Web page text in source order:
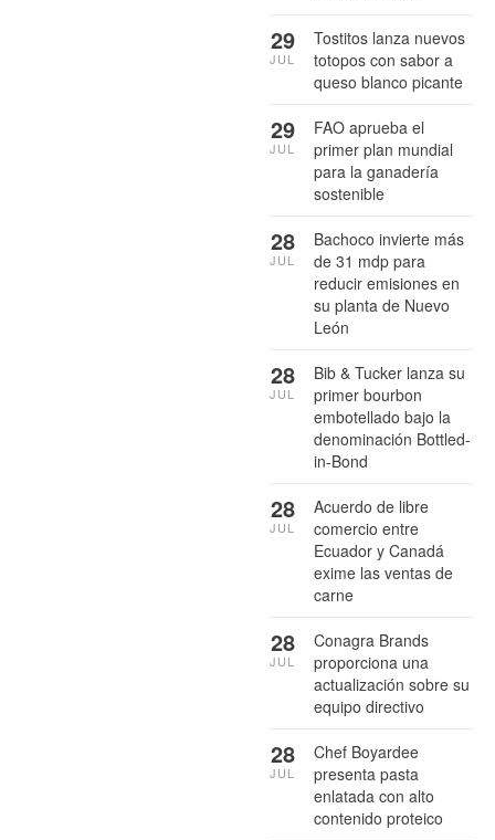
Tostitos lanza nuevos
totopos con sabor a
queso blanco picante
29
JUL
FAO aprueba el
primer plan mundial
para la ganadería
sostenible
29
JUL
Bachoco invierte más
de 31 mdp para
reducir emisiones en
su planta de Nuevo
León
28
JUL
Bib & Tucker lanza su
primer bourbon
embotellado bajo la
denominación Bottled-
in-Bond
28
JUL
Acuerdo de libre
comercio entre
Ecuador y Canadá
exime las ventas de
carne
28
JUL
Conagra Brands
proporciona una
actualización sobre su
equipo directivo
28
JUL
Chef Boyardee
presenta pasta
enlatada con alto
contenido proteico
28
JUL